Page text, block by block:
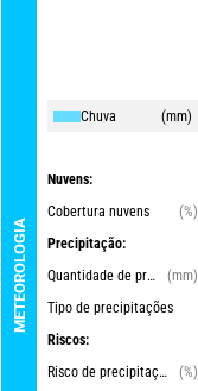
METEOROLOGIA
Chuva (mm)
Nuvens:
Cobertura nuvens
(%)
Precipitação:
Quantidade de precipitações
(mm)
Tipo de precipitações
Riscos:
Risco de precipitações
(%)